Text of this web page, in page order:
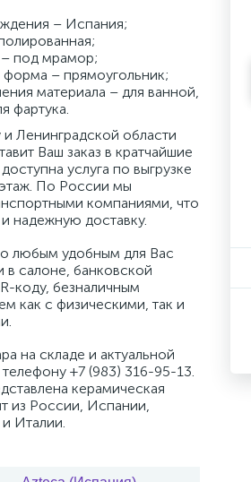
– Испания;
– под мрамор;
форма – прямоугольник;
материала – для ванной,
фартука.
Ленинградской области
Ваш заказ в кратчайшие
услуга по выгрузке
По России мы
компаниями, что
надежную доставку.
любым удобным для Вас
салоне, банковской
коду, безналичным
как с физическими, так и
на складе и актуальной
+7 (983) 316-95-13.
керамическая
из России, Испании,
Италии.